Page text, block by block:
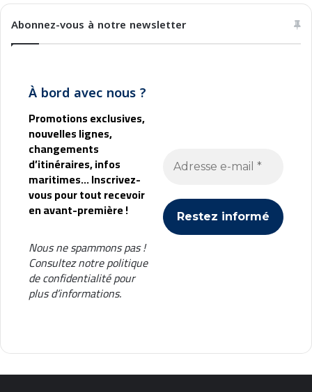
Abonnez-vous à notre newsletter
À bord avec nous ?
Promotions exclusives,
nouvelles lignes,
changements
d’itinéraires, infos
maritimes... Inscrivez-
vous pour tout recevoir
en avant-première !
Nous ne spammons pas !
Consultez notrepolitique
de confidentialitépour
plus d’informations.